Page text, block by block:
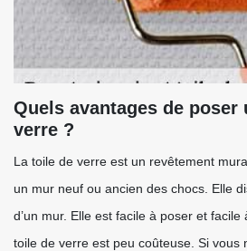
Quels avantages de poser
verre ?
La toile de verre est un revêtement
un mur neuf ou ancien des chocs. Elle
d’un mur. Elle est facile à poser et facile
toile de verre est peu coûteuse. Si vous